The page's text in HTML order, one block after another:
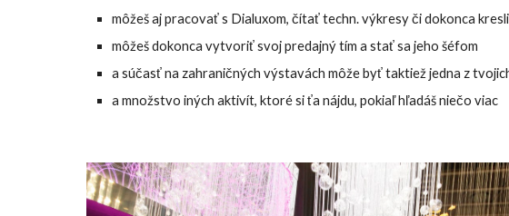
môžeš aj pracovať s Dialuxom, čítať techn. výkresy či dokonca
môžeš dokonca vytvoriť svoj predajný tím a stať sa jeho šéfom
a súčasť na zahraničných výstavách môže byť taktiež jedna z
a množstvo iných aktivít, ktoré si ťa nájdu, pokiaľ hľadáš niečo viac